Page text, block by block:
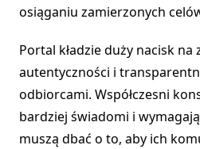
osiąganiu zamierzonych
Portal kładzie duży nacisk na
autentyczności i
odbiorcami. Współczesni
bardziej świadomi i
muszą dbać o to, aby ich